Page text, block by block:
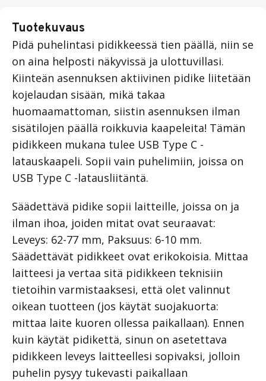
Tuotekuvaus
Pidä puhelintasi pidikkeessä tien päällä, niin se
on aina helposti näkyvissä ja ulottuvillasi.
Kiinteän asennuksen aktiivinen pidike liitetään
kojelaudan sisään, mikä takaa
huomaamattoman, siistin asennuksen ilman
sisätilojen päällä roikkuvia kaapeleita! Tämän
pidikkeen mukana tulee USB Type C -
latauskaapeli. Sopii vain puhelimiin, joissa on
USB Type C -latausliitäntä.
Säädettävä pidike sopii laitteille, joissa on ja
ilman ihoa, joiden mitat ovat seuraavat:
Leveys: 62-77 mm, Paksuus: 6-10 mm.
Säädettävät pidikkeet ovat erikokoisia. Mittaa
laitteesi ja vertaa sitä pidikkeen teknisiin
tietoihin varmistaaksesi, että olet valinnut
oikean tuotteen (jos käytät suojakuorta:
mittaa laite kuoren ollessa paikallaan). Ennen
kuin käytät pidikettä, sinun on asetettava
pidikkeen leveys laitteellesi sopivaksi, jolloin
puhelin pysyy tukevasti paikallaan